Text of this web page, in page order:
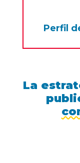
Perfil
La